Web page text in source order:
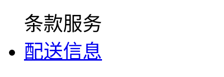
条款服务
配送信息